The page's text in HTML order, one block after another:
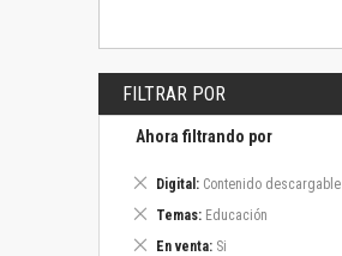
FILTRAR POR
Ahora filtrando por
Digital Contenido descargable
Eliminar
artículo
Temas Educación
Eliminar
artículo
En venta Si
Eliminar